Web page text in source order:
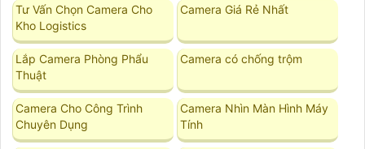
Tư Vấn Chọn Camera Cho
Kho Logistics
Camera Giá Rẻ Nhất
Lắp Camera Phòng Phẩu
Thuật
Camera có chống trộm
Camera Cho Công Trình
Chuyên Dụng
Camera Nhìn Màn Hình Máy
Tính